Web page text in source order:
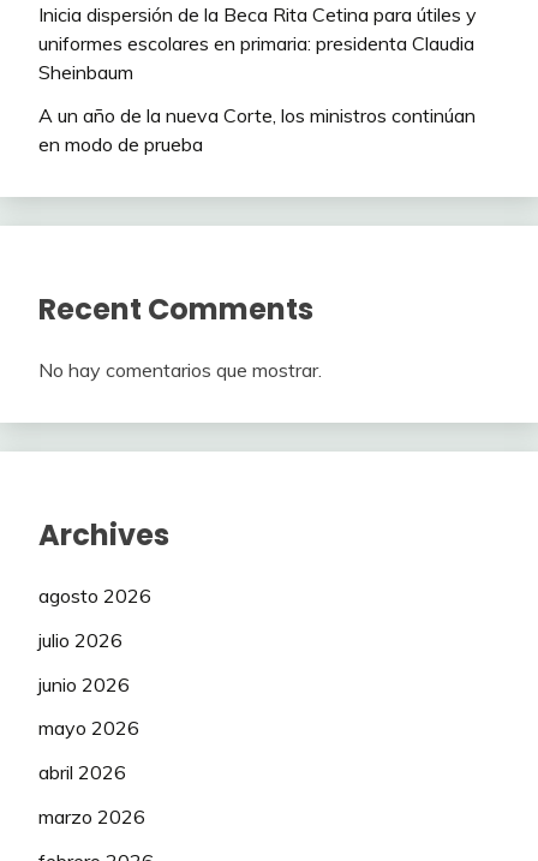
Inicia dispersión de la Beca Rita Cetina para útiles y
uniformes escolares en primaria: presidenta Claudia
Sheinbaum
A un año de la nueva Corte, los ministros continúan
en modo de prueba
Recent Comments
No hay comentarios que mostrar.
Archives
agosto 2026
julio 2026
junio 2026
mayo 2026
abril 2026
marzo 2026